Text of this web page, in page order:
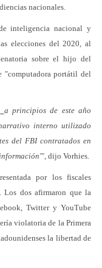
nacionales.
inteligencia nacional y
elecciones del 2020, al
sobre el hijo del
"computadora portátil del
a principios de este año
interno utilizado
del FBI contratados en
", dijo Vorhies.
por los fiscales
Los dos afirmaron que la
Twitter y YouTube
violatoria de la Primera
la libertad de